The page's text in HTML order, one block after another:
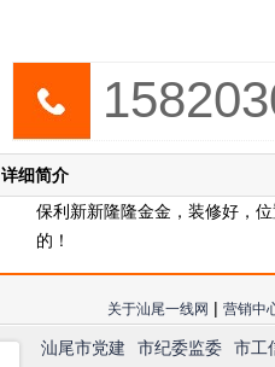
详细简介
保利新新隆隆金金，装修好，
的！
关于汕尾一线网 | 营销中
汕尾市党建 市纪委监委 市工